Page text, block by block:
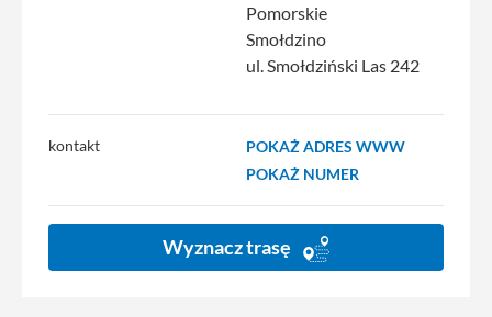
Pomorskie
Smołdzino
ul. Smołdziński Las 242
kontakt
POKAŻ ADRES WWW
POKAŻ NUMER
Wyznacz trasę